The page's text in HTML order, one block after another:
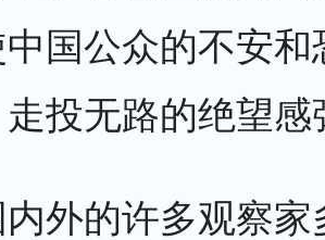
国公众的不安和
投无路的绝望感
外的许多观察家